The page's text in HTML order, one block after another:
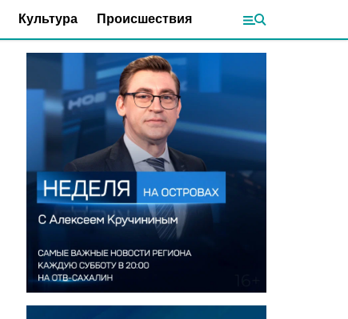
Культура Происшествия